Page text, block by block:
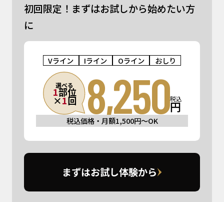
初回限定！まずはお試しから始めたい方
に
Vライン Iライン Oライン おしり
選べる
1部位
×1回 8,250円
税込
税込価格・月額1,500円〜OK
まずはお試し体験から